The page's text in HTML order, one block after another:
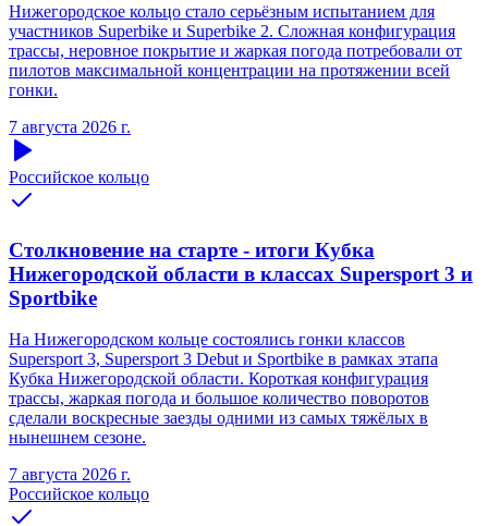
Нижегородское кольцо стало серьёзным испытанием для
участников Superbike и Superbike 2. Сложная конфигурация
трассы, неровное покрытие и жаркая погода потребовали от
пилотов максимальной концентрации на протяжении всей
гонки.
7 августа 2026 г.
Российское кольцо
Столкновение на старте - итоги Кубка
Нижегородской области в классах Supersport 3 и
Sportbike
На Нижегородском кольце состоялись гонки классов
Supersport 3, Supersport 3 Debut и Sportbike в рамках этапа
Кубка Нижегородской области. Короткая конфигурация
трассы, жаркая погода и большое количество поворотов
сделали воскресные заезды одними из самых тяжёлых в
нынешнем сезоне.
7 августа 2026 г.
Российское кольцо